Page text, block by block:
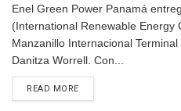
Enel Green Power Panamá
(International Renewable Energy
Manzanillo Internacional
Danitza Worrell. Con...
READ MOREDETAILS